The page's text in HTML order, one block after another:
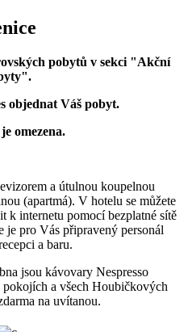
pobytů v sekci "Akční
objednat Váš pobyt.
omezena.
a útulnou koupelnou
(apartmá). V hotelu se můžete
k internetu pomocí bezplatné sítě
je pro Vás připravený personál
a baru.
jsou kávovary Nespresso
a všech Houbičkových
na uvítanou.